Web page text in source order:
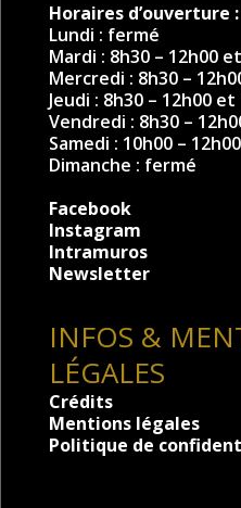
Horaires d’ouverture :
Lundi : fermé
Mardi : 8h30 – 12h00
Mercredi : 8h30 –
Jeudi : 8h30 – 12h00
Vendredi : 8h30 –
Samedi : 10h00 – 12h00
Dimanche : fermé
Facebook
Instagram
Intramuros
Newsletter
INFOS &
LÉGALES
Crédits
Mentions légales
Politique de